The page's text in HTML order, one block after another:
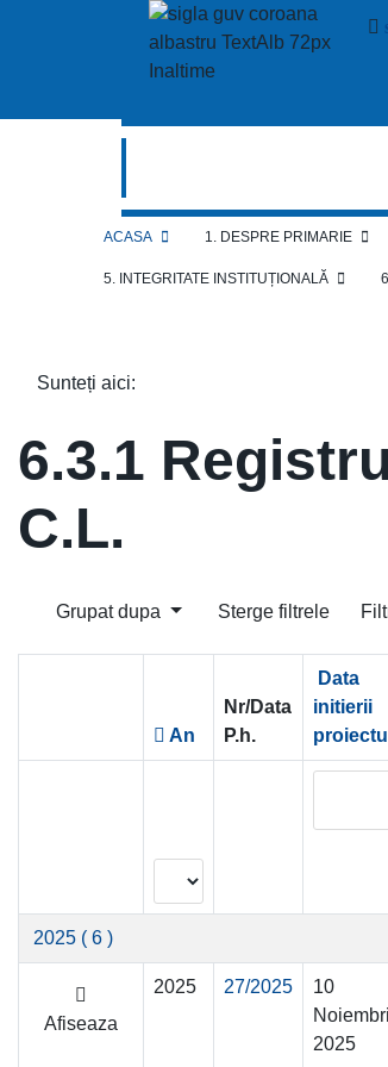
ACASA 1. DESPRE PRIMARIE
5. INTEGRITATE INSTITUȚIONALĂ
Sunteți aici:
6.3.1
C.L.
Grupat dupa Sterge filtrele
An
Nr/Data
P.h.
Data
initierii
2025 ( 6 )
Afiseaza
2025 27/2025
10
2025